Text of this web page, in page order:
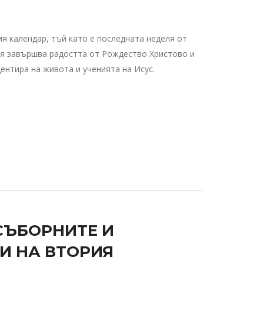
календар, тъй като е последната неделя от
завършва радостта от Рождество Христово и
на живота и ученията на Исус.
И
НА ВТОРИЯ